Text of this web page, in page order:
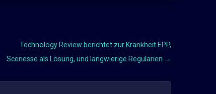
Technology Review berichtet zur Krankheit EPP,
Scenesse als Lösung, und langwierige Regularien →